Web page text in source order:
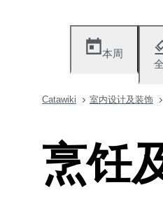
本周
Catawiki 室内设计及装饰
烹饪